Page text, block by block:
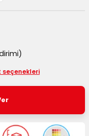
seçenekleri